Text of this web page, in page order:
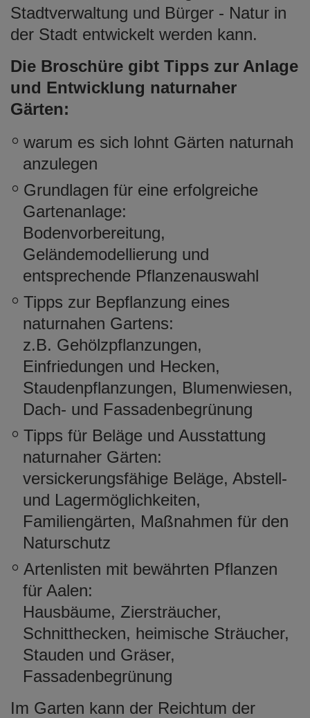
Stadtverwaltung und Bürger - Natur in
der Stadt entwickelt werden kann.
Die Broschüre gibt Tipps zur Anlage
und Entwicklung naturnaher
Gärten:
warum es sich lohnt Gärten naturnah
anzulegen
Grundlagen für eine erfolgreiche
Gartenanlage:
Bodenvorbereitung,
Geländemodellierung und
entsprechende Pflanzenauswahl
Tipps zur Bepflanzung eines
naturnahen Gartens:
z.B. Gehölzpflanzungen,
Einfriedungen und Hecken,
Staudenpflanzungen, Blumenwiesen,
Dach- und Fassadenbegrünung
Tipps für Beläge und Ausstattung
naturnaher Gärten:
versickerungsfähige Beläge, Abstell-
und Lagermöglichkeiten,
Familiengärten, Maßnahmen für den
Naturschutz
Artenlisten mit bewährten Pflanzen
für Aalen:
Hausbäume, Ziersträucher,
Schnitthecken, heimische Sträucher,
Stauden und Gräser,
Fassadenbegrünung
Im Garten kann der Reichtum der